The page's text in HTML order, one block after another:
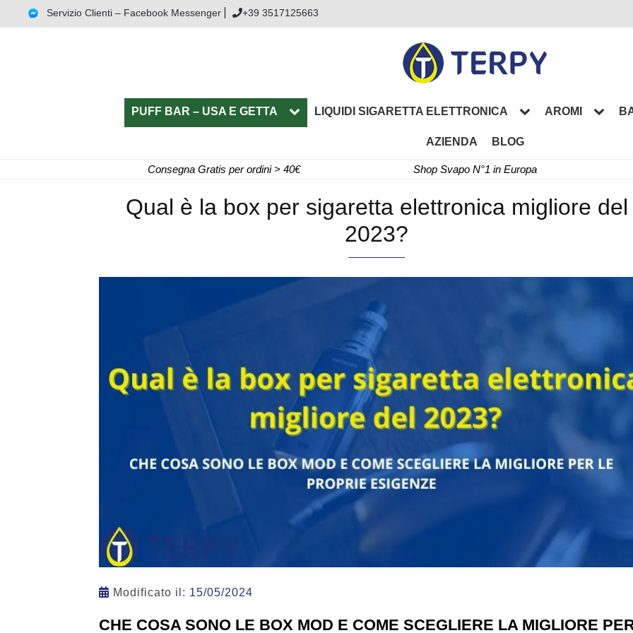
Servizio Clienti – Facebook Messenger +39 3517125663
PUFF BAR – USA E GETTA LIQUIDI SIGARETTA ELETTRONICA AROMI
AZIENDA BLOG
Consegna Gratis per ordini > 40€ Shop Svapo N°1 in Europa
Qual è la box per sigaretta elettronica migliore del
2023?
Modificato il: 15/05/2024
CHE COSA SONO LE BOX MOD E COME SCEGLIERE LA MIGLIORE